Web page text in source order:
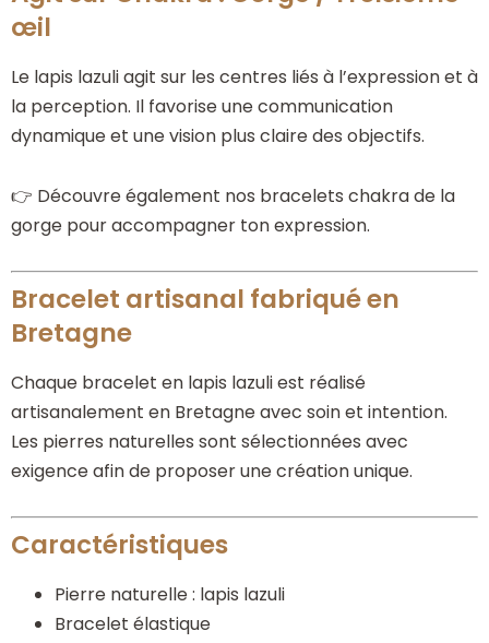
œil
Le lapis lazuli agit sur les centres liés à l’expression et à
la perception. Il favorise une communication
dynamique et une vision plus claire des objectifs.
👉 Découvre également nos bracelets chakra de la
gorge pour accompagner ton expression.
Bracelet artisanal fabriqué en
Bretagne
Chaque bracelet en lapis lazuli est réalisé
artisanalement en Bretagne avec soin et intention.
Les pierres naturelles sont sélectionnées avec
exigence afin de proposer une création unique.
Caractéristiques
Pierre naturelle : lapis lazuli
Bracelet élastique